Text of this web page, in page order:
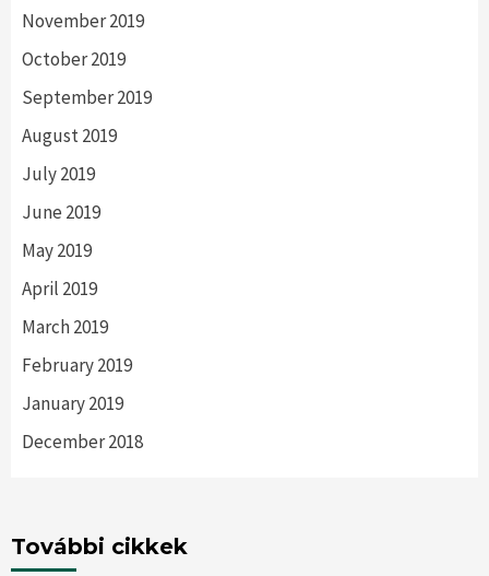
November 2019
October 2019
September 2019
August 2019
July 2019
June 2019
May 2019
April 2019
March 2019
February 2019
January 2019
December 2018
További cikkek